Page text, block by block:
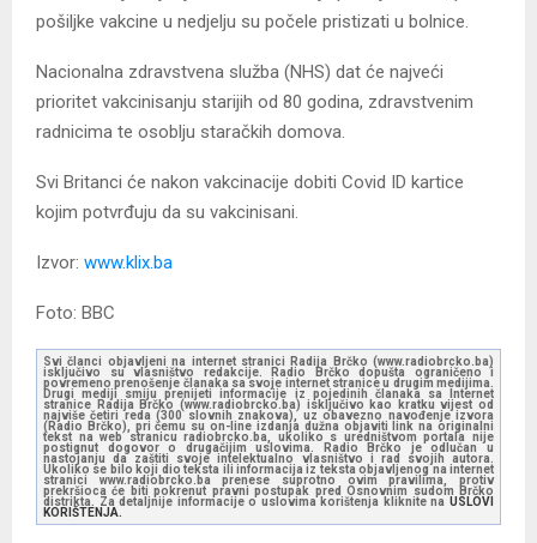
pošiljke vakcine u nedjelju su počele pristizati u bolnice.
Nacionalna zdravstvena služba (NHS) dat će najveći
prioritet vakcinisanju starijih od 80 godina, zdravstvenim
radnicima te osoblju staračkih domova.
Svi Britanci će nakon vakcinacije dobiti Covid ID kartice
kojim potvrđuju da su vakcinisani.
Izvor: www.klix.ba
Foto: BBC
Svi članci objavljeni na internet stranici Radija Brčko (www.radiobrcko.ba)
isključivo su vlasništvo redakcije. Radio Brčko dopušta ograničeno i
povremeno prenošenje članaka sa svoje internet stranice u drugim medijima.
Drugi mediji smiju prenijeti informacije iz pojedinih članaka sa Internet
stranice Radija Brčko (www.radiobrcko.ba) isključivo kao kratku vijest od
najviše četiri reda (300 slovnih znakova), uz obavezno navođenje izvora
(Radio Brčko), pri čemu su on-line izdanja dužna objaviti link na originalni
tekst na web stranicu radiobrcko.ba, ukoliko s uredništvom portala nije
postignut dogovor o drugačijim uslovima. Radio Brčko je odlučan u
nastojanju da zaštiti svoje intelektualno vlasništvo i rad svojih autora.
Ukoliko se bilo koji dio teksta ili informacija iz teksta objavljenog na internet
stranici www.radiobrcko.ba prenese suprotno ovim pravilima, protiv
prekršioca će biti pokrenut pravni postupak pred Osnovnim sudom Brčko
distrikta. Za detaljnije informacije o uslovima korištenja kliknite na USLOVI
KORIŠTENJA.